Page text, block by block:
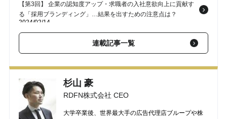
【第3回】 企業の認知度アップ・求職者の入社意欲向上に貢献す
る「採用ブランディング」…結果を出すための注意点は？
2024/02/14
【第2回】 「コアメンバー＝正社員」は時代遅れ？…いま、日本
企業が“柔軟な”雇用制度を取り入れるべき理由
争」を勝ち抜くために日本企業が活用したい「アルムナイ」と
は？2023/12/05
連載記事一覧
杉山 豪
RDFN株式会社 CEO
大学卒業後、世界最大手の広告代理店ブループや株